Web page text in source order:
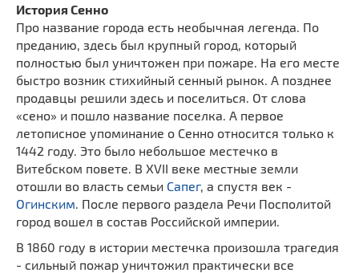
История Сенно
Про название города есть необычная легенда. По
преданию, здесь был крупный город, который
полностью был уничтожен при пожаре. На его месте
быстро возник стихийный сенный рынок. А позднее
продавцы решили здесь и поселиться. От слова
«сено» и пошло название поселка. А первое
летописное упоминание о Сенно относится только к
1442 году. Это было небольшое местечко в
Витебском повете. В XVII веке местные земли
отошли во власть семьи Сапег, а спустя век -
Огинским . После первого раздела Речи Посполитой
город вошел в состав Российской империи.
В 1860 году в истории местечка произошла трагедия
- сильный пожар уничтожил практически все